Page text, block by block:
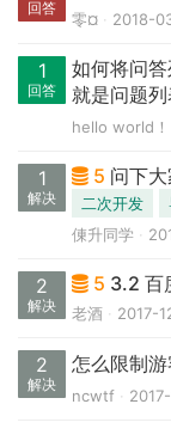
回答
零¤
2018-
1
回答
如何将问
就是问题列
hello world！
1
解决
5 问下
二次开发
倲升同学
2
解决
5 3.2 百
老酒 2017-
2
解决
怎么限制
ncwtf